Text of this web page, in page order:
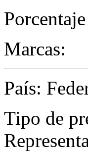
Marcas:
País:
Tipo de